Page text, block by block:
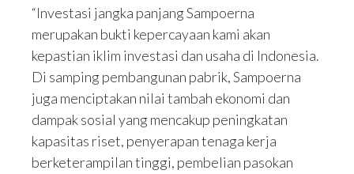
“Investasi jangka panjang Sampoerna
merupakan bukti kepercayaan kami akan
kepastian iklim investasi dan usaha di Indonesia.
Di samping pembangunan pabrik, Sampoerna
juga menciptakan nilai tambah ekonomi dan
dampak sosial yang mencakup peningkatan
kapasitas riset, penyerapan tenaga kerja
berketerampilan tinggi, pembelian pasokan